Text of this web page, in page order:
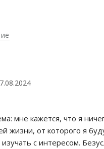
мне кажется, что я
жизни, от которого я
с интересом.